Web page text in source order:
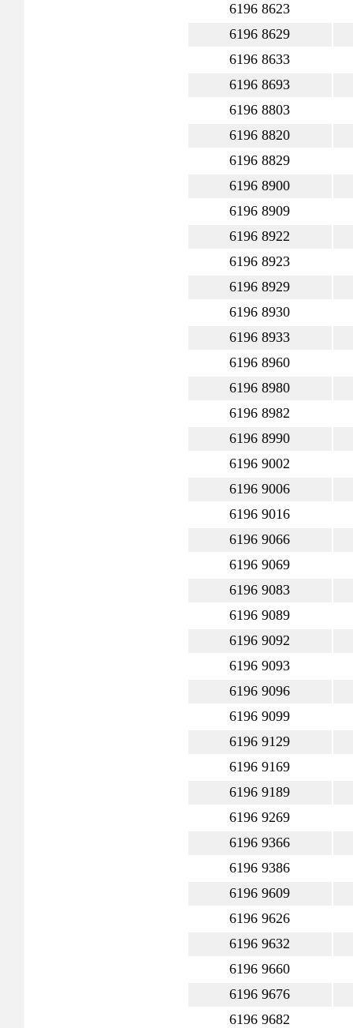
6196 8623
6196 8629
6196 8633
6196 8693
6196 8803
6196 8820
6196 8829
6196 8900
6196 8909
6196 8922
6196 8923
6196 8929
6196 8930
6196 8933
6196 8960
6196 8980
6196 8982
6196 8990
6196 9002
6196 9006
6196 9016
6196 9066
6196 9069
6196 9083
6196 9089
6196 9092
6196 9093
6196 9096
6196 9099
6196 9129
6196 9169
6196 9189
6196 9269
6196 9366
6196 9386
6196 9609
6196 9626
6196 9632
6196 9660
6196 9676
6196 9682